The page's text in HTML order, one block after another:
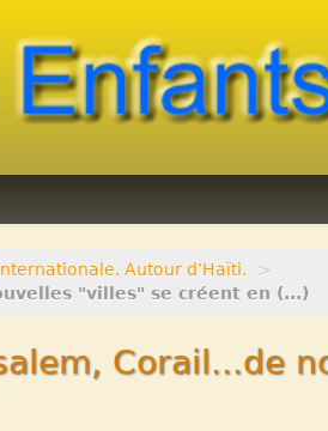
Autour d’Haïti.
>
"villes" se créent en (...)
Corail...de